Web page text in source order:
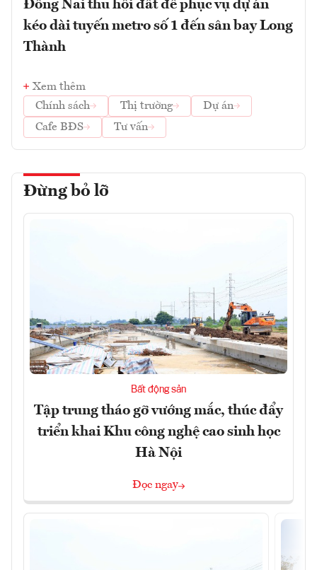
Đồng Nai thu hồi đất để phục vụ dự án
kéo dài tuyến metro số 1 đến sân bay Long
Thành
Xem thêm
Chính sách
Thị trường
Dự án
Cafe BĐS
Tư vấn
Đừng bỏ lỡ
Bất động sản
Tập trung tháo gỡ vướng mắc, thúc đẩy
triển khai Khu công nghệ cao sinh học
Hà Nội
Đọc ngay